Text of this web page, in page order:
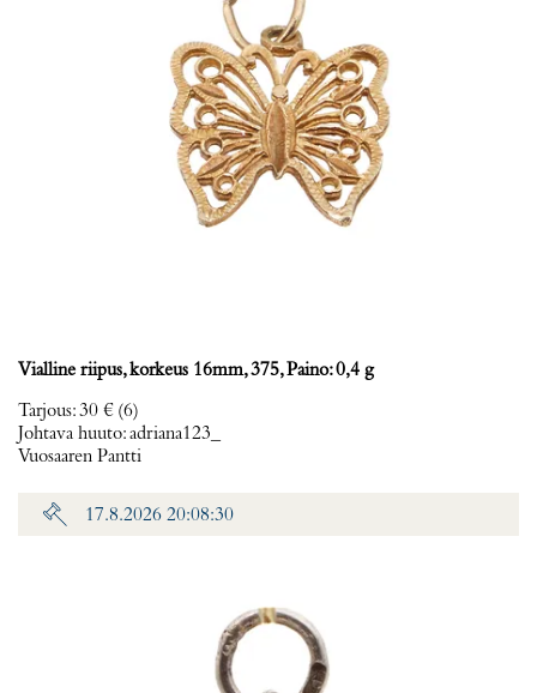
Vialline riipus, korkeus 16mm, 375, Paino: 0,4 g
Tarjous:30 € (6)
Johtava huuto:adriana123_
Vuosaaren Pantti
17.8.2026 20:08:30